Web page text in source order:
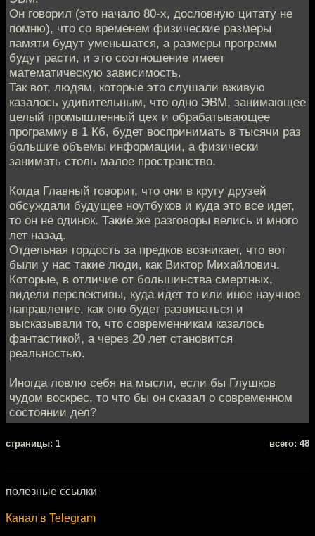
Он говорил (это начало 80-х, дословную цитату не
помню), что со временем физические размеры
памяти будут уменьшатся, а размеры программ
будут расти, и это соотношение имеет
математическую зависимость.
Так вот, людям, которые это слушали вживую
казалось удивительным, что одно ЭВМ, занимающее
целый промышленный цех и обрабатывающее
программу в 1 Кб, будет воспринимать в тысячи раз
большие объемы информации, а физически
занимать столь малое пространство.
Когда Главный говорит, что они в кругу друзей
обсуждали будущее ноутбуков и куда это все идет,
то он не одинок. Такие же разговоры велись и много
лет назад.
Отдельная гордость за предков возникает, что вот
были у нас такие люди, как Виктор Михайлович.
Которые, в отличие от большинства смертных,
видели перспективы, куда идет то или иное научное
направление, как оно будет развиваться и
высказывали то, что современникам казалось
фантастикой, а через 20 лет становится
реальностью.
Иногда ловлю себя на мысли, если бы Глушков
чудом воскрес, то что бы он сказал о современном
состоянии дел?
cтраницы: 1 всего: 48
полезные ссылки
Канал в Telegram